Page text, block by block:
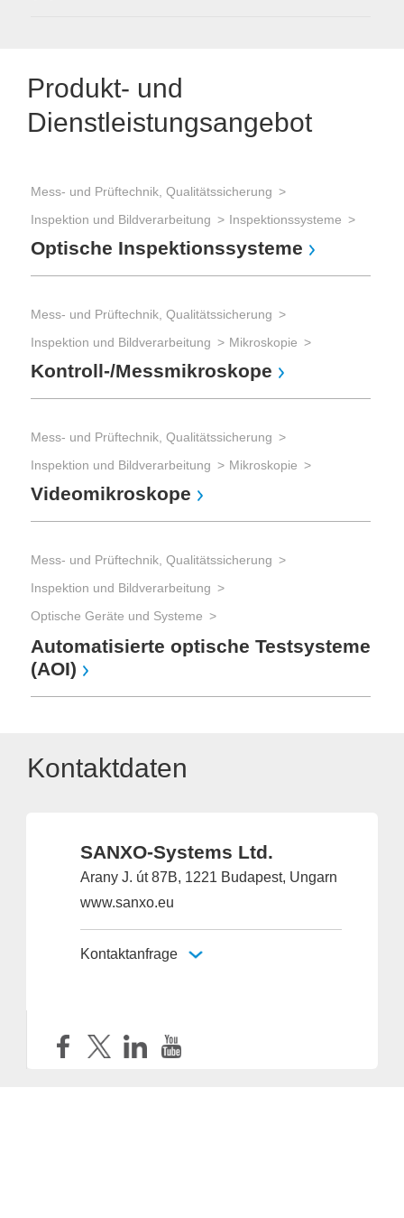
Produkt- und
Dienstleistungsangebot
Mess- und Prüftechnik, Qualitätssicherung
Inspektion und Bildverarbeitung
Inspektionssysteme
Optische Inspektionssysteme
Mess- und Prüftechnik, Qualitätssicherung
Inspektion und Bildverarbeitung
Mikroskopie
Kontroll-/Messmikroskope
Mess- und Prüftechnik, Qualitätssicherung
Inspektion und Bildverarbeitung
Mikroskopie
Videomikroskope
Mess- und Prüftechnik, Qualitätssicherung
Inspektion und Bildverarbeitung
Optische Geräte und Systeme
Automatisierte optische Testsysteme
(AOI)
Kontaktdaten
SANXO-Systems Ltd.
Arany J. út 87B, 1221 Budapest, Ungarn
www.sanxo.eu
Kontaktanfrage